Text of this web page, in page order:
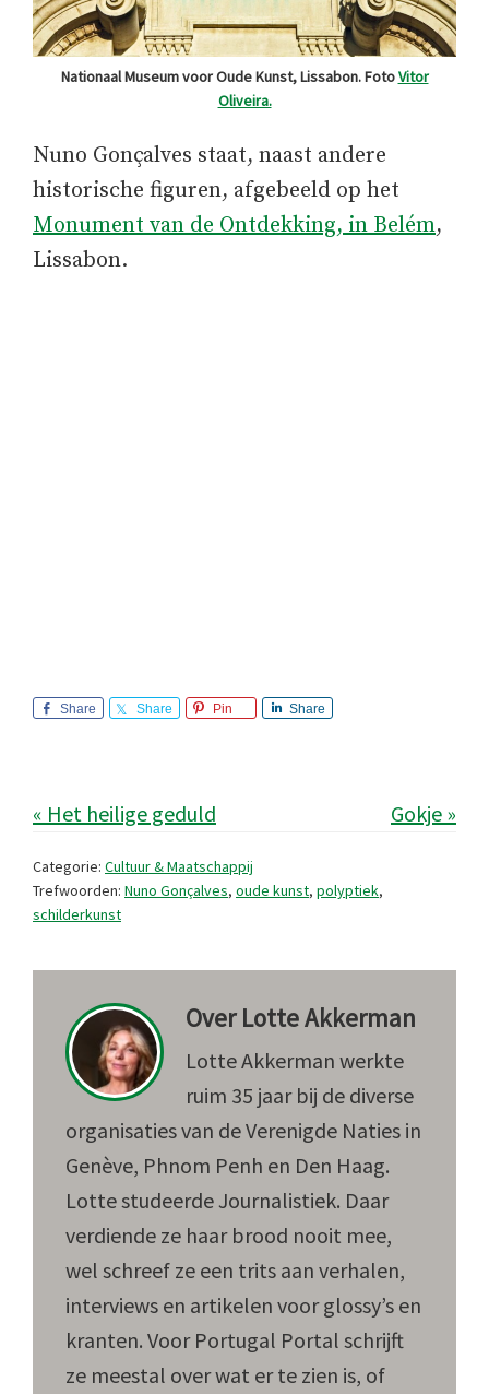
Nationaal Museum voor Oude Kunst, Lissabon. FotoVitor
Oliveira.
Nuno Gonçalves staat, naast andere
historische figuren, afgebeeld op het
Monument van de Ontdekking, in Belém,
Lissabon.
Share Share Pin Share
« Het heilige geduld Gokje »
Categorie: Cultuur & Maatschappij
Trefwoorden: Nuno Gonçalves, oude kunst, polyptiek,
schilderkunst
OverLotte Akkerman
Lotte Akkerman werkte
ruim 35 jaar bij de diverse
organisaties van de Verenigde Naties in
Genève, Phnom Penh en Den Haag.
Lotte studeerde Journalistiek. Daar
verdiende ze haar brood nooit mee,
wel schreef ze een trits aan verhalen,
interviews en artikelen voor glossy’s en
kranten. Voor Portugal Portal schrijft
ze meestal over wat er te zien is, of